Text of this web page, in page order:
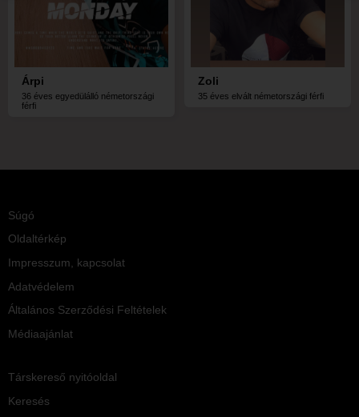
Árpi
36 éves egyedülálló németországi
férfi
Zoli
35 éves elvált németországi férfi
Súgó
Oldaltérkép
Impresszum, kapcsolat
Adatvédelem
Általános Szerződési Feltételek
Médiaajánlat
Társkereső nyitóoldal
Keresés